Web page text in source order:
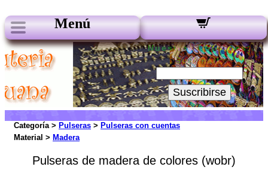
Menú
Nuestros boletines:
Su Email:
Suscribirse
Categoría > Pulseras > Pulseras con cuentas
Material > Madera
Pulseras de madera de colores (wobr)